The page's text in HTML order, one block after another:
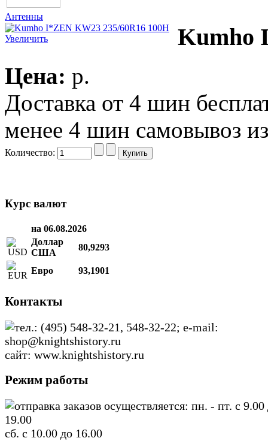
Антенны
Увеличить Kumho
Цена: p.
Доставка от 4 шин
менее 4 шин самовывоз
Количество:
Курс валют
на 06.08.2026
Доллар
США
80,9293
Евро 93,1901
Контакты
тел.: (495) 548-32-21, 548-32-22; e-mail:
shop@knightshistory.ru
сайт: www.knightshistory.ru
Режим работы
отправка заказов осуществляется: пн. - пт. с 9.00
19.00
сб. с 10.00 до 16.00